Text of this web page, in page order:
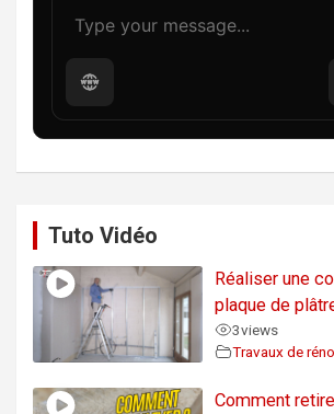
Tuto Vidéo
Réaliser une
plaque de
3views
Travaux de
Comment